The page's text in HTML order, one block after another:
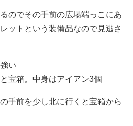
のでその手前の広場端っこにあ
ットという装備品なので見逃さ
い
宝箱。中身はアイアン3個
手前を少し北に行くと宝箱から